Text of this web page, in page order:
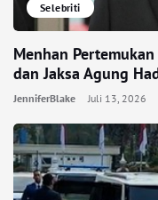
Selebriti
Menhan
dan Jaksa Agung
JenniferBlake Juli 13, 2026